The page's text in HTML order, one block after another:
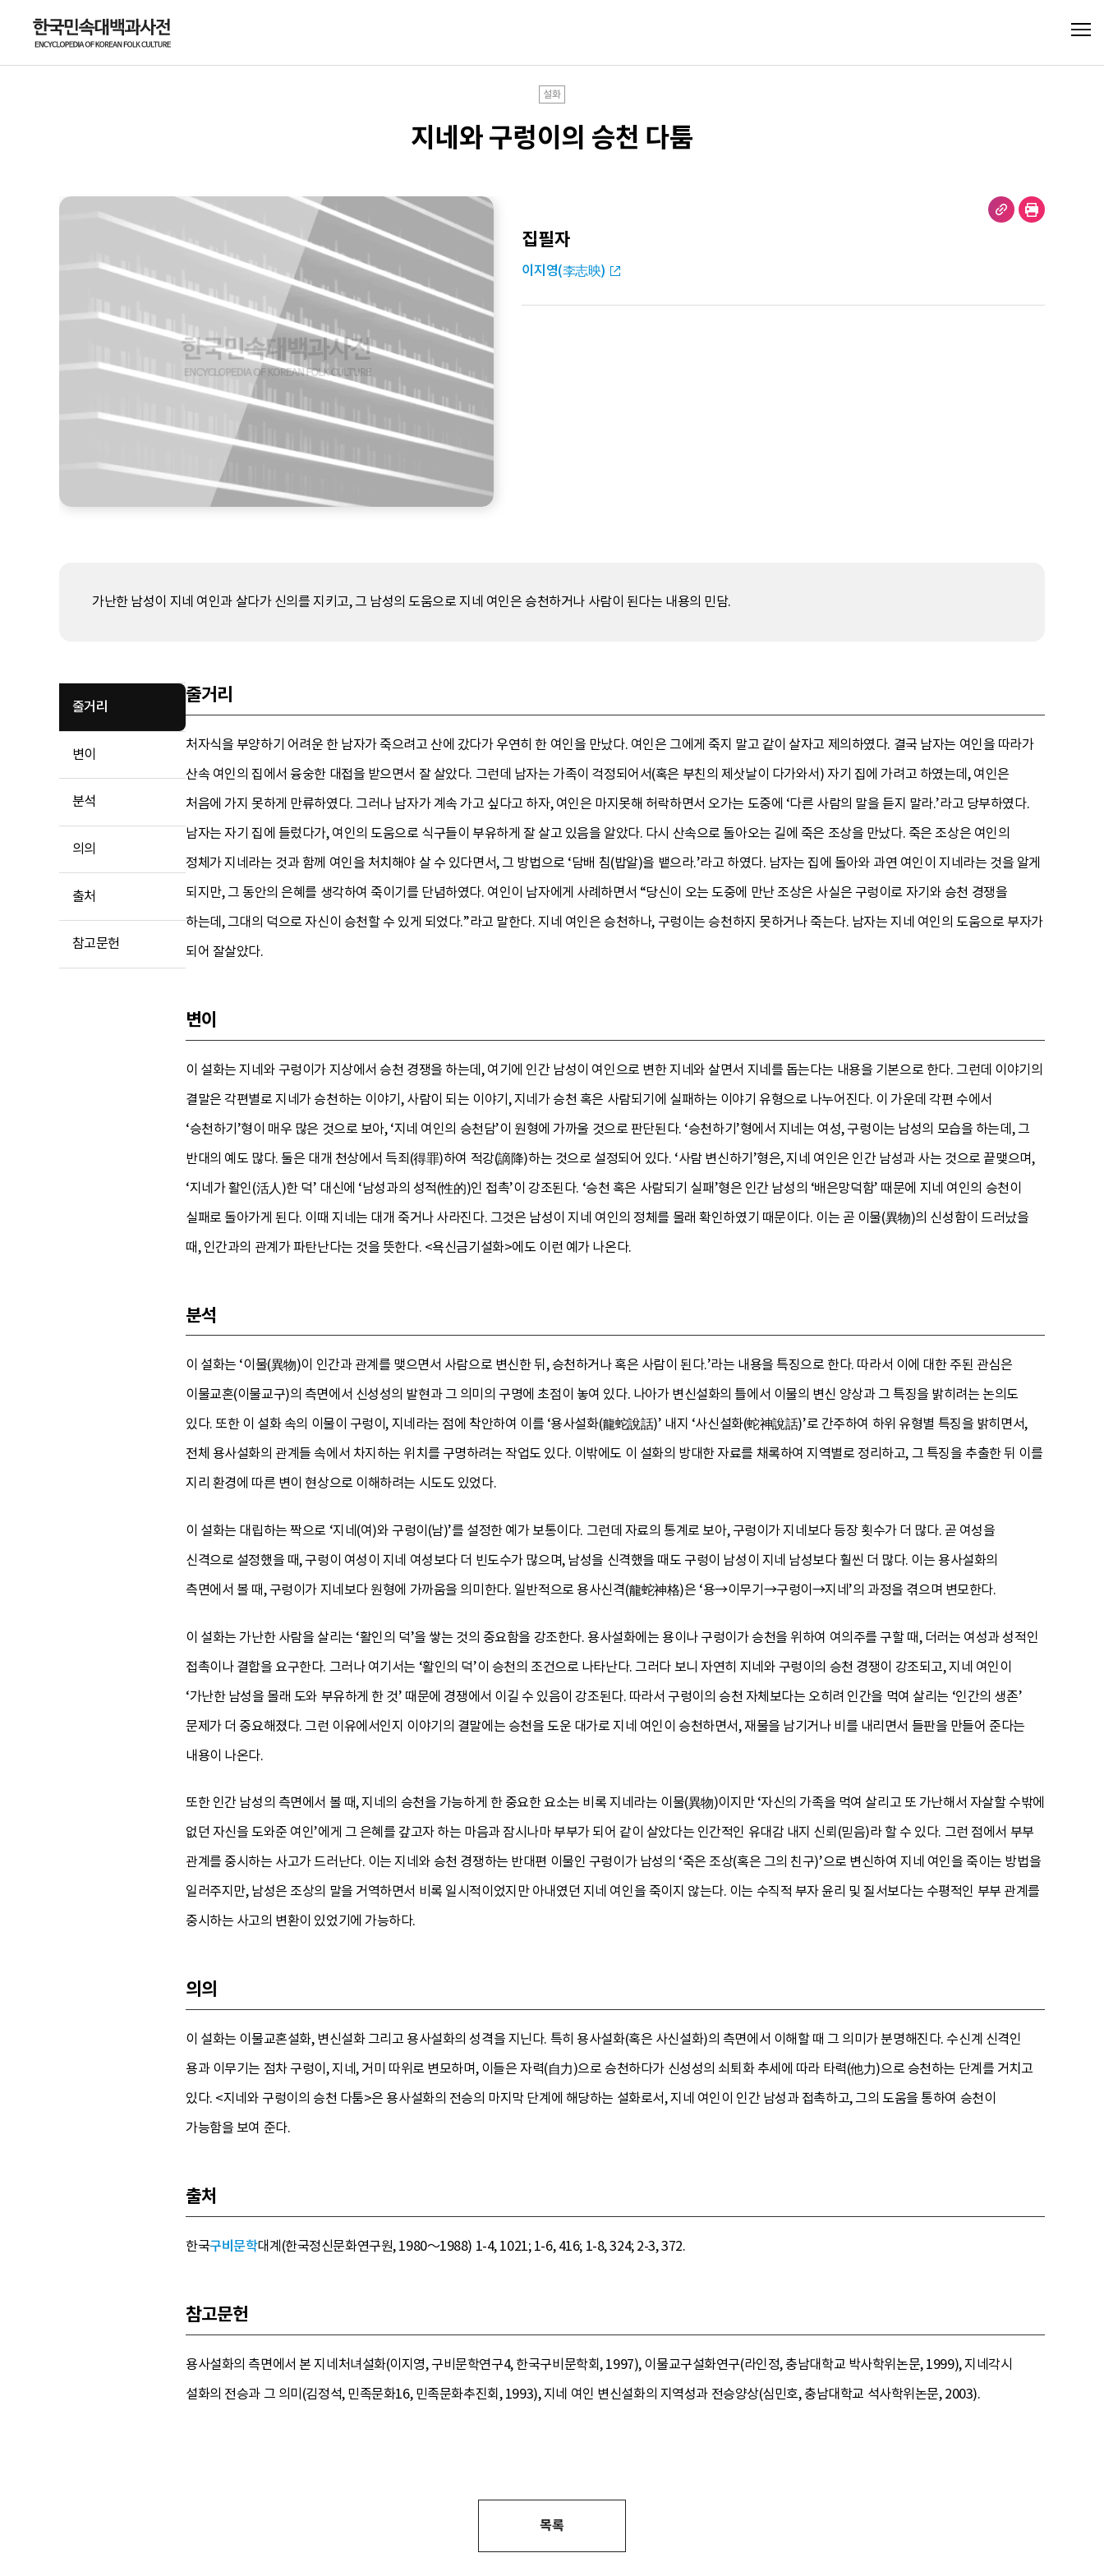
설화
지네와 구렁이의 승천 다툼
집필자
이지영(李志映)
가난한 남성이 지네 여인과 살다가 신의를 지키고, 그 남성의 도움으로 지네 여인은 승천하거나 사람이 된다는 내용의 민담.
줄거리
변이
분석
의의
출처
참고문헌
줄거리
처자식을 부양하기 어려운 한 남자가 죽으려고 산에 갔다가 우연히 한 여인을 만났다. 여인은 그에게 죽지 말고 같이 살자고 제의하였다. 결국 남자는 여인을 따라가
산속 여인의 집에서 융숭한 대접을 받으면서 잘 살았다. 그런데 남자는 가족이 걱정되어서(혹은 부친의 제삿날이 다가와서) 자기 집에 가려고 하였는데, 여인은
처음에 가지 못하게 만류하였다. 그러나 남자가 계속 가고 싶다고 하자, 여인은 마지못해 허락하면서 오가는 도중에 ‘다른 사람의 말을 듣지 말라.’라고 당부하였다.
남자는 자기 집에 들렀다가, 여인의 도움으로 식구들이 부유하게 잘 살고 있음을 알았다. 다시 산속으로 돌아오는 길에 죽은 조상을 만났다. 죽은 조상은 여인의
정체가 지네라는 것과 함께 여인을 처치해야 살 수 있다면서, 그 방법으로 ‘담배 침(밥알)을 뱉으라.’라고 하였다. 남자는 집에 돌아와 과연 여인이 지네라는 것을 알게
되지만, 그 동안의 은혜를 생각하여 죽이기를 단념하였다. 여인이 남자에게 사례하면서 “당신이 오는 도중에 만난 조상은 사실은 구렁이로 자기와 승천 경쟁을
하는데, 그대의 덕으로 자신이 승천할 수 있게 되었다.”라고 말한다. 지네 여인은 승천하나, 구렁이는 승천하지 못하거나 죽는다. 남자는 지네 여인의 도움으로 부자가
되어 잘살았다.
변이
이 설화는 지네와 구렁이가 지상에서 승천 경쟁을 하는데, 여기에 인간 남성이 여인으로 변한 지네와 살면서 지네를 돕는다는 내용을 기본으로 한다. 그런데 이야기의
결말은 각편별로 지네가 승천하는 이야기, 사람이 되는 이야기, 지네가 승천 혹은 사람되기에 실패하는 이야기 유형으로 나누어진다. 이 가운데 각편 수에서
‘승천하기’형이 매우 많은 것으로 보아, ‘지네 여인의 승천담’이 원형에 가까울 것으로 판단된다. ‘승천하기’형에서 지네는 여성, 구렁이는 남성의 모습을 하는데, 그
반대의 예도 많다. 둘은 대개 천상에서 득죄(得罪)하여 적강(謫降)하는 것으로 설정되어 있다. ‘사람 변신하기’형은, 지네 여인은 인간 남성과 사는 것으로 끝맺으며,
‘지네가 활인(活人)한 덕’ 대신에 ‘남성과의 성적(性的)인 접촉’이 강조된다. ‘승천 혹은 사람되기 실패’형은 인간 남성의 ‘배은망덕함’ 때문에 지네 여인의 승천이
실패로 돌아가게 된다. 이때 지네는 대개 죽거나 사라진다. 그것은 남성이 지네 여인의 정체를 몰래 확인하였기 때문이다. 이는 곧 이물(異物)의 신성함이 드러났을
때, 인간과의 관계가 파탄난다는 것을 뜻한다. <욕신금기설화>에도 이런 예가 나온다.
분석
이 설화는 ‘이물(異物)이 인간과 관계를 맺으면서 사람으로 변신한 뒤, 승천하거나 혹은 사람이 된다.’라는 내용을 특징으로 한다. 따라서 이에 대한 주된 관심은
이물교혼(이물교구)의 측면에서 신성성의 발현과 그 의미의 구명에 초점이 놓여 있다. 나아가 변신설화의 틀에서 이물의 변신 양상과 그 특징을 밝히려는 논의도
있다. 또한 이 설화 속의 이물이 구렁이, 지네라는 점에 착안하여 이를 ‘용사설화(龍蛇說話)’ 내지 ‘사신설화(蛇神說話)’로 간주하여 하위 유형별 특징을 밝히면서,
전체 용사설화의 관계들 속에서 차지하는 위치를 구명하려는 작업도 있다. 이밖에도 이 설화의 방대한 자료를 채록하여 지역별로 정리하고, 그 특징을 추출한 뒤 이를
지리 환경에 따른 변이 현상으로 이해하려는 시도도 있었다.
이 설화는 대립하는 짝으로 ‘지네(여)와 구렁이(남)’를 설정한 예가 보통이다. 그런데 자료의 통계로 보아, 구렁이가 지네보다 등장 횟수가 더 많다. 곧 여성을
신격으로 설정했을 때, 구렁이 여성이 지네 여성보다 더 빈도수가 많으며, 남성을 신격했을 때도 구렁이 남성이 지네 남성보다 훨씬 더 많다. 이는 용사설화의
측면에서 볼 때, 구렁이가 지네보다 원형에 가까움을 의미한다. 일반적으로 용사신격(龍蛇神格)은 ‘용→이무기→구렁이→지네’의 과정을 겪으며 변모한다.
이 설화는 가난한 사람을 살리는 ‘활인의 덕’을 쌓는 것의 중요함을 강조한다. 용사설화에는 용이나 구렁이가 승천을 위하여 여의주를 구할 때, 더러는 여성과 성적인
접촉이나 결합을 요구한다. 그러나 여기서는 ‘활인의 덕’이 승천의 조건으로 나타난다. 그러다 보니 자연히 지네와 구렁이의 승천 경쟁이 강조되고, 지네 여인이
‘가난한 남성을 몰래 도와 부유하게 한 것’ 때문에 경쟁에서 이길 수 있음이 강조된다. 따라서 구렁이의 승천 자체보다는 오히려 인간을 먹여 살리는 ‘인간의 생존’
문제가 더 중요해졌다. 그런 이유에서인지 이야기의 결말에는 승천을 도운 대가로 지네 여인이 승천하면서, 재물을 남기거나 비를 내리면서 들판을 만들어 준다는
내용이 나온다.
또한 인간 남성의 측면에서 볼 때, 지네의 승천을 가능하게 한 중요한 요소는 비록 지네라는 이물(異物)이지만 ‘자신의 가족을 먹여 살리고 또 가난해서 자살할 수밖에
없던 자신을 도와준 여인’에게 그 은혜를 갚고자 하는 마음과 잠시나마 부부가 되어 같이 살았다는 인간적인 유대감 내지 신뢰(믿음)라 할 수 있다. 그런 점에서 부부
관계를 중시하는 사고가 드러난다. 이는 지네와 승천 경쟁하는 반대편 이물인 구렁이가 남성의 ‘죽은 조상(혹은 그의 친구)’으로 변신하여 지네 여인을 죽이는 방법을
일러주지만, 남성은 조상의 말을 거역하면서 비록 일시적이었지만 아내였던 지네 여인을 죽이지 않는다. 이는 수직적 부자 윤리 및 질서보다는 수평적인 부부 관계를
중시하는 사고의 변환이 있었기에 가능하다.
의의
이 설화는 이물교혼설화, 변신설화 그리고 용사설화의 성격을 지닌다. 특히 용사설화(혹은 사신설화)의 측면에서 이해할 때 그 의미가 분명해진다. 수신계 신격인
용과 이무기는 점차 구렁이, 지네, 거미 따위로 변모하며, 이들은 자력(自力)으로 승천하다가 신성성의 쇠퇴화 추세에 따라 타력(他力)으로 승천하는 단계를 거치고
있다. <지네와 구렁이의 승천 다툼>은 용사설화의 전승의 마지막 단계에 해당하는 설화로서, 지네 여인이 인간 남성과 접촉하고, 그의 도움을 통하여 승천이
가능함을 보여 준다.
출처
한국구비문학대계(한국정신문화연구원, 1980～1988) 1-4, 1021; 1-6, 416; 1-8, 324; 2-3, 372.
참고문헌
용사설화의 측면에서 본 지네처녀설화(이지영, 구비문학연구4, 한국구비문학회, 1997), 이물교구설화연구(라인정, 충남대학교 박사학위논문, 1999), 지네각시
설화의 전승과 그 의미(김정석, 민족문화16, 민족문화추진회, 1993), 지네 여인 변신설화의 지역성과 전승양상(심민호, 충남대학교 석사학위논문, 2003).
목록